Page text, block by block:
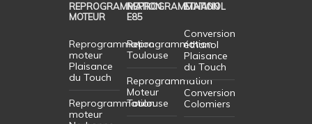
REPROGRAMMATION
MOTEUR
Reprogrammation
moteur
Plaisance
du Touch
Reprogrammation
moteur
REPROGRAMMATION
E85
Reprogrammation
Toulouse
Reprogrammation
Moteur
Toulouse
ETHANOL
Conversion
éthanol
Plaisance
du Touch
Conversion
Colomiers